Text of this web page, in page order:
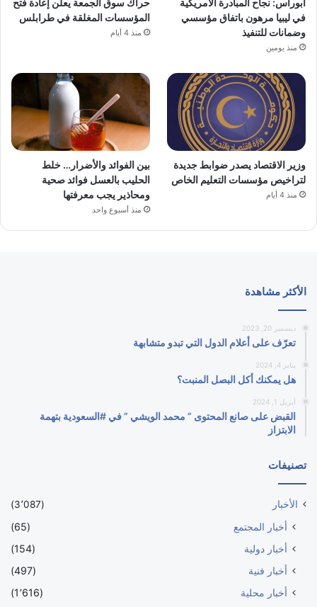
في ليبيا مرهون باتفاق مؤسسي
وضمانات للتنفيذ
منذ يومين
المؤسسات المغلقة في طرابلس
منذ 4 أيام
وزير الاقتصاد يصدر ضوابط جديدة
لتراخيص مؤسسات التعليم الخاص
منذ 4 أيام
بين الفوائد والأضرار… خلط
الحليب بالعسل فوائد صحية
ومحاذير يجب معرفتها
منذ أسبوع واحد
الأكثر مشاهدة
ديسمبر 20, 2023
تعرّف على أعلام الدول التي تبدو متشابهة
يناير 4, 2024
هل يمكنك أكل البصل المنبت؟
أبريل 1, 2024
القبض على صانع المحتوى ” محمد الويشي ” في #السعودية بتهمة
الابتزاز
تصنيفات
الأخبار (3٬087)
أخبار المجتمع
(65)
أخبار دولية
(154)
أخبار فنية
(497)
أخبار محلية
(1٬616)